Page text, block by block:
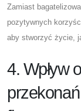
Zamiast
pozytywnych
aby stworzyć życie,
4. Wpływ